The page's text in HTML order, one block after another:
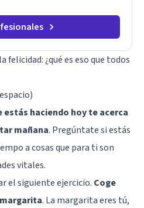
felicidad: ¿qué es eso que todos
haciendo hoy te acerca
mañana. Pregúntate si estás
a cosas que para ti son
vitales.
el siguiente ejercicio. Coge
. La margarita eres tú,